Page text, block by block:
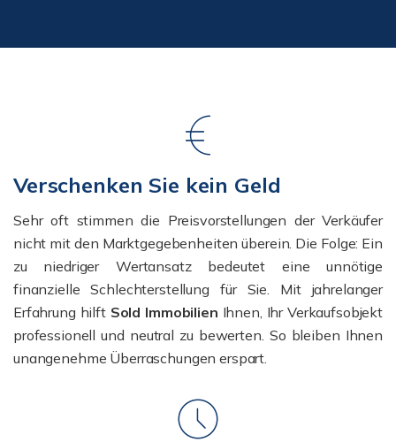
Verschenken Sie kein Geld
Sehr oft stimmen die Preisvorstellungen der Verkäufer
nicht mit den Marktgegebenheiten überein. Die Folge: Ein
zu niedriger Wertansatz bedeutet eine unnötige
finanzielle Schlechterstellung für Sie. Mit jahrelanger
Erfahrung hilft Sold Immobilien Ihnen, Ihr Verkaufsobjekt
professionell und neutral zu bewerten. So bleiben Ihnen
unangenehme Überraschungen erspart.